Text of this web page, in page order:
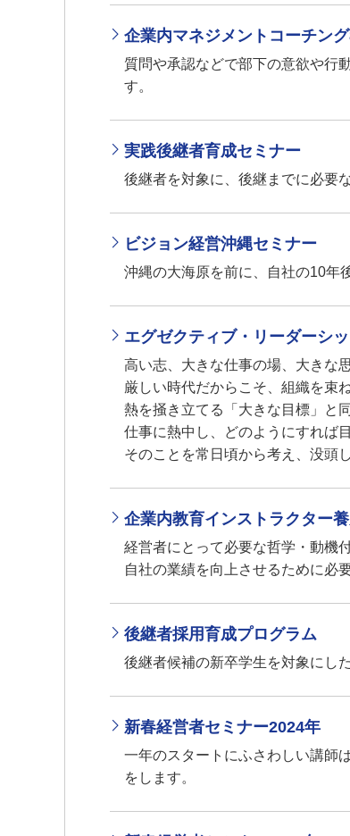
企業内マネジメントコーチン
質問や承認などで部下の意欲や行
す。
実践後継者育成セミナー
後継者を対象に、後継までに必要
ビジョン経営沖縄セミナー
沖縄の大海原を前に、自社の10年
エグゼクティブ・リーダーシ
高い志、大きな仕事の場、大きな
厳しい時代だからこそ、組織を束
熱を掻き立てる「大きな目標」と
仕事に熱中し、どのようにすれば
そのことを常日頃から考え、没頭
企業内教育インストラクター養
経営者にとって必要な哲学・動機
自社の業績を向上させるために必
後継者採用育成プログラム
後継者候補の新卒学生を対象にし
新春経営者セミナー2024年
一年のスタートにふさわしい講師
をします。